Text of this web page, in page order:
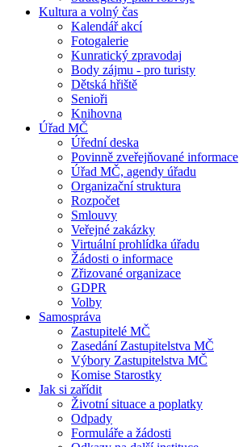
Kultura a volný čas
Kalendář akcí
Fotogalerie
Kunratický zpravodaj
Body zájmu - pro turisty
Dětská hřiště
Senioři
Knihovna
Úřad MČ
Úřední deska
Povinně zveřejňované informace
Úřad MČ, agendy úřadu
Organizační struktura
Rozpočet
Smlouvy
Veřejné zakázky
Virtuální prohlídka úřadu
Žádosti o informace
Zřizované organizace
GDPR
Volby
Samospráva
Zastupitelé MČ
Zasedání Zastupitelstva MČ
Výbory Zastupitelstva MČ
Komise Starostky
Jak si zařídit
Životní situace a poplatky
Odpady
Formuláře a žádosti